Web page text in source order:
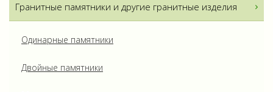
Гранитные памятники и другие гранитные изделия
Одинарные памятники
Двойные памятники